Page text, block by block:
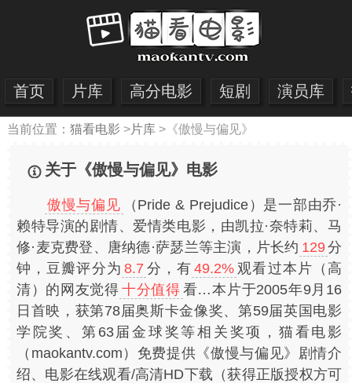
首页 片库 高分电影 短剧 演员库
当前位置： 猫看电影 >片库>《傲慢与偏见》
关于《傲慢与偏见》电影
傲慢与偏见
（Pride & Prejudice）是一部由乔·
赖特导演的剧情、爱情类电影，由凯拉·奈特莉、马
修·麦克费登、唐纳德·萨瑟兰等主演，片长约 129分
钟，豆瓣评分为 8.7 分，有 49.2% 观看过本片（高
清）的网友觉得 十分值得 看…本片于2005年9月16
日首映，获第78届奥斯卡金像奖、第59届英国电影
学院奖、第63届金球奖等相关奖项，猫看电影
（maokantv.com）免费提供《傲慢与偏见》剧情介
绍、电影在线观看/高清HD下载（获得正版授权方可